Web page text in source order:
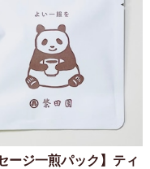
ージ一煎パック】ティ